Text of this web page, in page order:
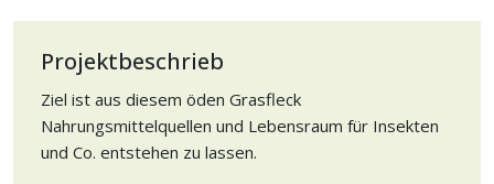
Projektbeschrieb
Ziel ist aus diesem öden Grasfleck
Nahrungsmittelquellen und Lebensraum für Insekten
und Co. entstehen zu lassen.